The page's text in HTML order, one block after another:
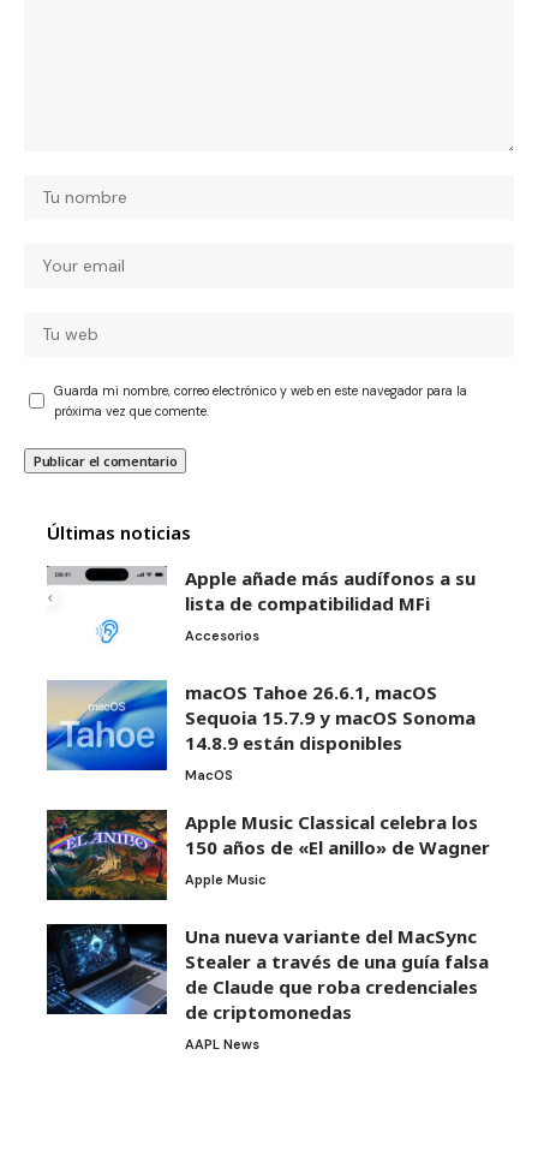
Guarda mi nombre, correo electrónico y web en este navegador para la
próxima vez que comente.
Últimas noticias
Apple añade más audífonos a su
lista de compatibilidad MFi
Accesorios
macOS Tahoe 26.6.1, macOS
Sequoia 15.7.9 y macOS Sonoma
14.8.9 están disponibles
MacOS
Apple Music Classical celebra los
150 años de «El anillo» de Wagner
Apple Music
Una nueva variante del MacSync
Stealer a través de una guía falsa
de Claude que roba credenciales
de criptomonedas
AAPL News